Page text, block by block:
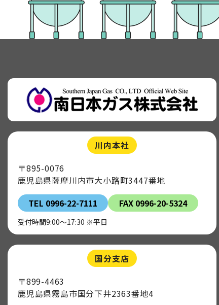
川内本社
〒895-0076
鹿児島県薩摩川内市大小路町3447番地
TEL 0996-22-7111
FAX 0996-20-5324
受付時間9:00～17:30 ※平日
国分支店
〒899-4463
鹿児島県霧島市国分下井2363番地4